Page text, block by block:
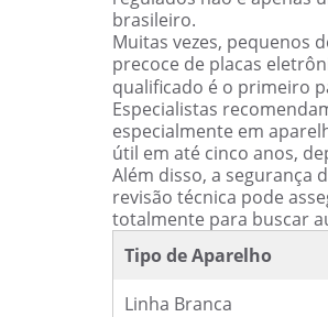
brasileiro.
Muitas vezes, pequenos
precoce de placas
qualificado é o primeiro
Especialistas
especialmente em
útil em até cinco anos,
Além disso, a segurança
revisão técnica pode
totalmente para buscar
Tipo de Aparelho
Linha Branca